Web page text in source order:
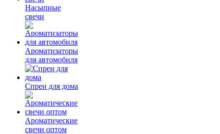
Насыпные
свечи
Ароматизаторы
для автомобиля
Спреи для дома
Ароматические
свечи оптом